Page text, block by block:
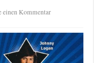
einen Kommentar